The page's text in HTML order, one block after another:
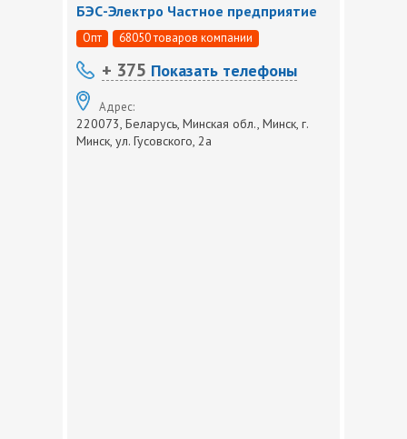
БЭС-Электро Частное предприятие
Опт 68050 товаров компании
+ 375 Показать телефоны
Адрес:
220073, Беларусь, Минская обл., Минск, г.
Минск, ул. Гусовского, 2а